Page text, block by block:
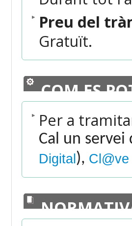
Preu del
Gratuït.
COM ES
Per a
Cal un
Digital), Cl@ve